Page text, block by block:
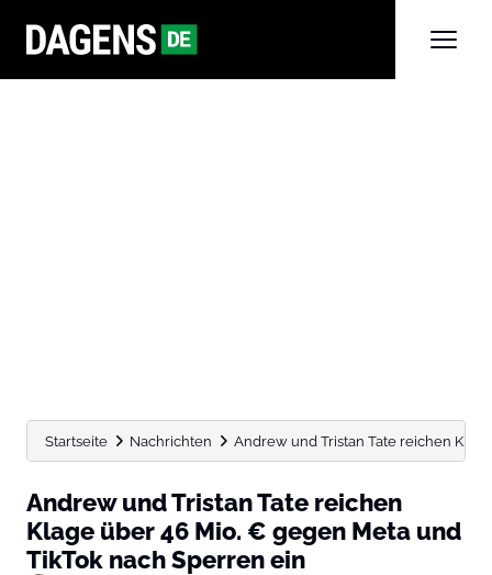
Startseite Nachrichten Andrew und Tristan Tate reichen
Andrew und Tristan Tate reichen
Klage über 46 Mio. € gegen Meta und
TikTok nach Sperren ein